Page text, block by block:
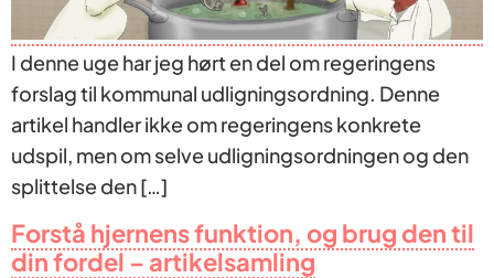
I denne uge har jeg hørt en del om regeringens
forslag til kommunal udligningsordning. Denne
artikel handler ikke om regeringens konkrete
udspil, men om selve udligningsordningen og den
splittelse den […]
Forstå hjernens funktion, og brug den til
din fordel – artikelsamling